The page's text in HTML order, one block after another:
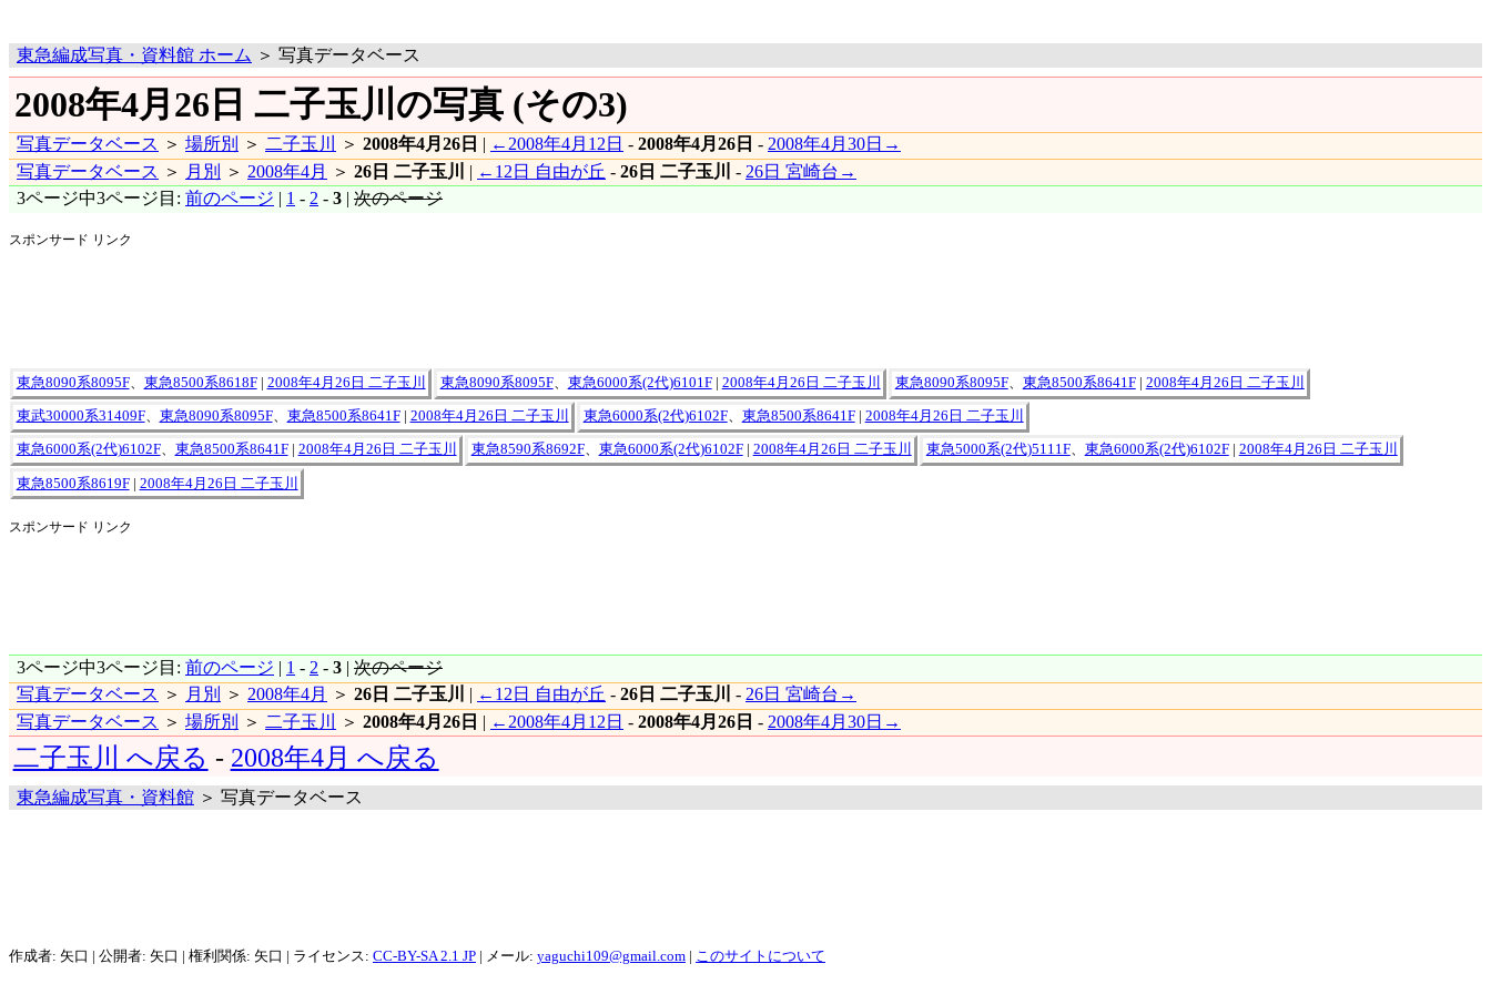
東急編成写真・資料館 ホーム ＞ 写真データベース
2008年4月26日 二子玉川の写真 (その3)
写真データベース ＞ 場所別 ＞ 二子玉川 ＞ 2008年4月26日 | ←2008年4月12日 - 2008年4月26日 - 2008年4月30日→
写真データベース ＞ 月別 ＞ 2008年4月 ＞ 26日 二子玉川 | ←12日 自由が丘 - 26日 二子玉川 - 26日 宮崎台→
3ページ中3ページ目: 前のページ | 1 - 2 - 3 | 次のページ
スポンサード リンク
東急8090系8095F、 東急8500系8618F| 2008年4月26日 二子玉川 東急8090系8095F、 東急6000系(2代)6101F| 2008年4月26日 二子玉川 東急8090系8095F、 東急8500系8641F| 2008年4月26日 二子玉川
東武30000系31409F、 東急8090系8095F、 東急8500系8641F| 2008年4月26日 二子玉川 東急6000系(2代)6102F、 東急8500系8641F| 2008年4月26日 二子玉川
東急6000系(2代)6102F、 東急8500系8641F| 2008年4月26日 二子玉川 東急8590系8692F、 東急6000系(2代)6102F| 2008年4月26日 二子玉川 東急5000系(2代)5111F、 東急6000系(2代)6102F| 2008年4月26日 二子玉川
東急8500系8619F| 2008年4月26日 二子玉川
スポンサード リンク
3ページ中3ページ目: 前のページ | 1 - 2 - 3 | 次のページ
写真データベース ＞ 月別 ＞ 2008年4月 ＞ 26日 二子玉川 | ←12日 自由が丘 - 26日 二子玉川 - 26日 宮崎台→
写真データベース ＞ 場所別 ＞ 二子玉川 ＞ 2008年4月26日 | ←2008年4月12日 - 2008年4月26日 - 2008年4月30日→
二子玉川 へ戻る - 2008年4月 へ戻る
東急編成写真・資料館 ＞ 写真データベース
作成者: 矢口 | 公開者: 矢口 | 権利関係: 矢口 | ライセンス: CC-BY-SA 2.1 JP | メール: yaguchi109@gmail.com このサイトについて